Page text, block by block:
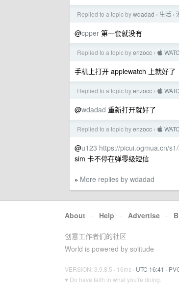
Replied to a topic bywdadad › 生活 ›
@cpper 第一套就没有
Replied to a topic byenzocc › 
手机上打开 applewatch 上就好了
Replied to a topic byenzocc › 
@wdadad 重新打开就好了
Replied to a topic byenzocc › 
@u123 https://picui.ogmua.cn/
sim 卡不停在弹零级短信
» More replies by wdadad
About · Help · Advertise ·
创意工作者们的社区
World is powered by solitude
VERSION: 3.9.8.5 · 16ms · UTC 16:41 ·
♥ Do have faith in what you're doing.